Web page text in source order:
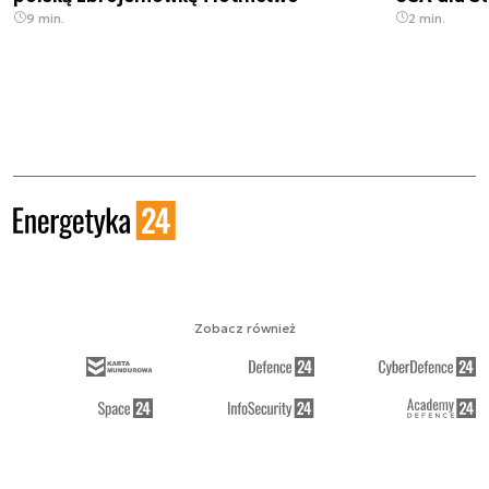
9 min. 2 min.
Zobacz również